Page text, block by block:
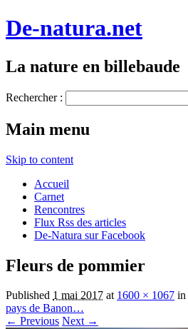
De-natura.net
La nature en billebaude
Rechercher :
Main menu
Skip to content
Accueil
Carnet
Rencontres
Flux Rss des articles
De-Natura sur Facebook
Fleurs de pommier
Published 1 mai 2017 at 1600 × 1067 in
pays de Banon…
← Previous Next →